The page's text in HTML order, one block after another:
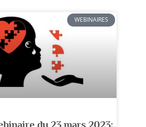
WEBINAIRES
du 23 mars 2023: